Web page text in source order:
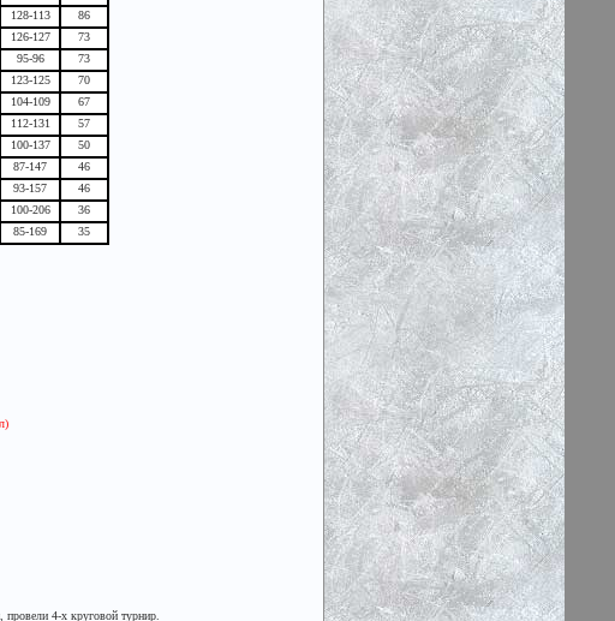
128-113
86
126-127
73
95-96
73
123-125
70
104-109
67
112-131
57
100-137
50
87-147
46
93-157
46
100-206
36
85-169 35
4-х круговой турнир.